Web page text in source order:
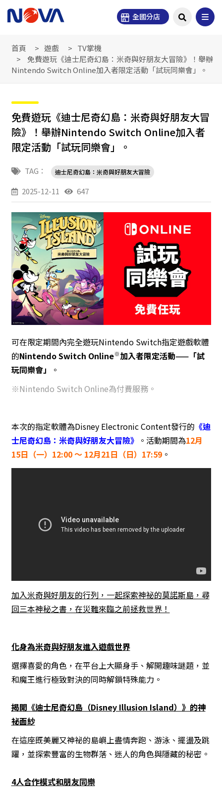
全國分店
首頁 遊戲
TV掌機
免費遊玩《迪士尼奇幻島：米奇與好朋友大冒險》！舉辦
Nintendo Switch Online加入者限定活動「試玩同樂會」。
免費遊玩《迪士尼奇幻島：米奇與好朋友大冒
險》！舉辦Nintendo Switch Online加入者
限定活動「試玩同樂會」。
TAG： 迪士尼奇幻島：米奇與好朋友大冒險
2025-12-11 647
可在限定期間內完全遊玩Nintendo Switch指定遊戲軟體
的Nintendo Switch Online※加入者限定活動——「試
玩同樂會」
。
※Nintendo Switch Online為付費服務。
本次的指定軟體為Disney Electronic Content發行的 《迪
士尼奇幻島：米奇與好朋友大冒險》 。活動期間為12月
15日（一）12:00 ～ 12月21日（日）17:59。
加入米奇與好朋友的行列，一起探索神祕的莫諾斯島，尋
回三本神秘之書，在災難來臨之前拯救世界！
化身為米奇與好朋友進入遊戲世界
選擇喜愛的角色，在平台上大顯身手、解開趣味謎題，並
和魔王進行極致對決的同時解鎖特殊能力。
揭開《迪士尼奇幻島（Disney Illusion Island）》的神
祕面紗
在這座既美麗又神祕的島嶼上盡情奔跑、游泳、擺盪及跳
躍，並探索豐富的生物群落、迷人的角色與隱藏的秘密。
4人合作模式和朋友同樂